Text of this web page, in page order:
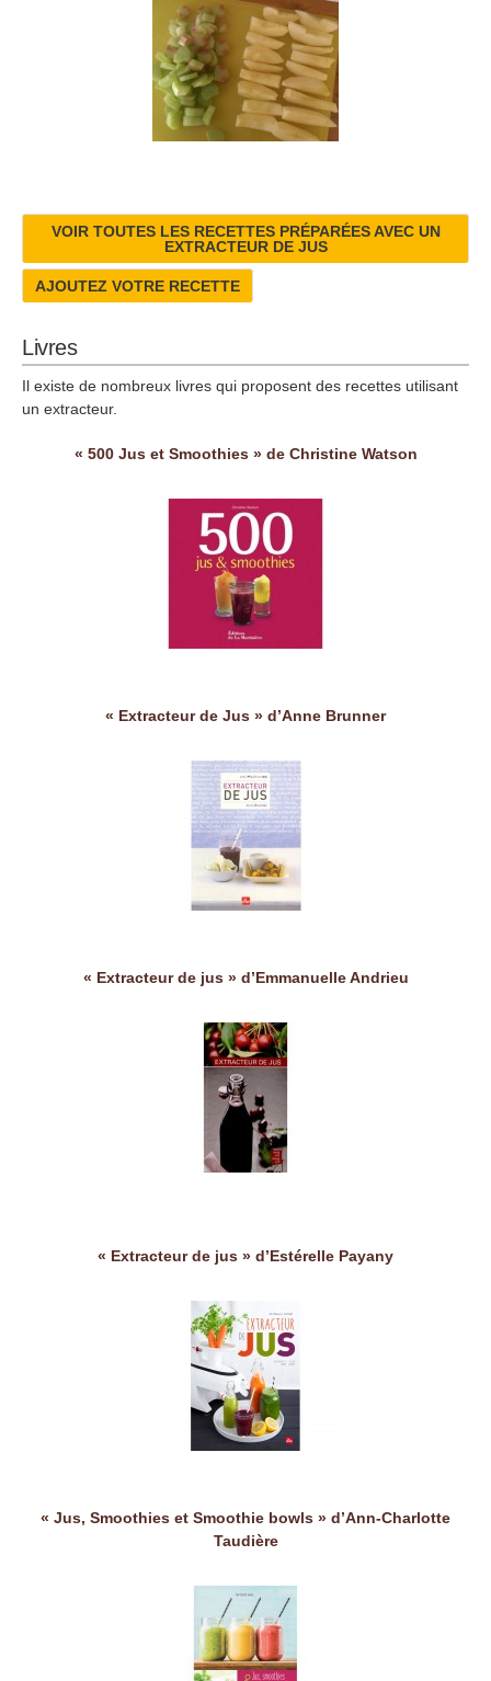
VOIR TOUTES LES RECETTES PRÉPARÉES AVEC UN
EXTRACTEUR DE JUS
AJOUTEZ VOTRE RECETTE
Livres
Il existe de nombreux livres qui proposent des recettes utilisant
un extracteur.
« 500 Jus et Smoothies » de Christine Watson
« Extracteur de Jus » d’Anne Brunner
« Extracteur de jus » d’Emmanuelle Andrieu
« Extracteur de jus » d’Estérelle Payany
« Jus, Smoothies et Smoothie bowls » d’Ann-Charlotte
Taudière